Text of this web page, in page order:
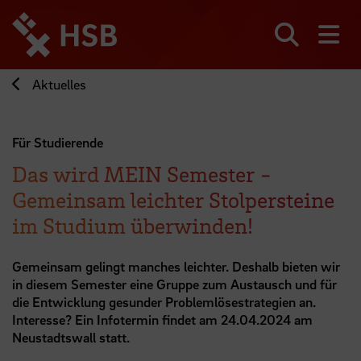
zum
Seiteninhalt
springen
Aktuelles
Für Studierende
Das wird MEIN Semester -
Gemeinsam leichter Stolpersteine
im Studium überwinden!
Gemeinsam gelingt manches leichter. Deshalb bieten wir
in diesem Semester eine Gruppe zum Austausch und für
die Entwicklung gesunder Problemlösestrategien an.
Interesse? Ein Infotermin findet am 24.04.2024 am
Neustadtswall statt.